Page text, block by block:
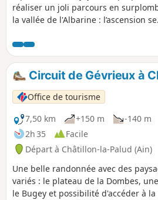
réaliser un joli parcours en
la vallée de l'Albarine : l’ascension se
l'itinéraire rejoint ensuite le plateau
Rocher du Grand Sangle où sont
abordés quelques beaux points de
La phase retour s'effectue par une
combe s'orientant vers le hameau de
Charabotte, puis se poursuit de
agréable à proximité du la Rivière de
l'Albarine. Des difficultés sont à
rencontrer dans 2 secteurs :- après le
point (3) le cheminement est un peu
chaotique, - entre les points (7) et
l'évolution est moyennement
par moment et avec quelques accès
Circuit de Gévrieux à
Office de tourisme
7,50 km
+150 m
-140 m
2h 35
Facile
Départ à Châtillon-la-Palud (Ain)
Une belle randonnée avec des
variés : le plateau de la Dombes,
le Bugey et possibilité d'accéder à la